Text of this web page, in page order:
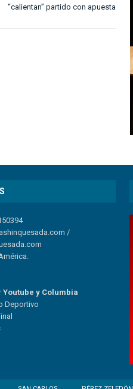
“calientan” partido con apuesta
/
Youtube y Columbia
Deportivo